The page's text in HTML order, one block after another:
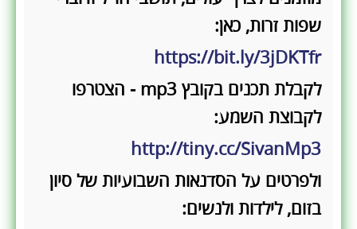
שפות זרות, כאן:
https://bit.ly/3jDKTfr
לקבלת תכנים בקובץ mp3 - הצטרפו
לקבוצת השמע:
http://tiny.cc/SivanMp3
ולפרטים על הסדנאות השבועיות של סיון
בזום, לילדות ולנשים: